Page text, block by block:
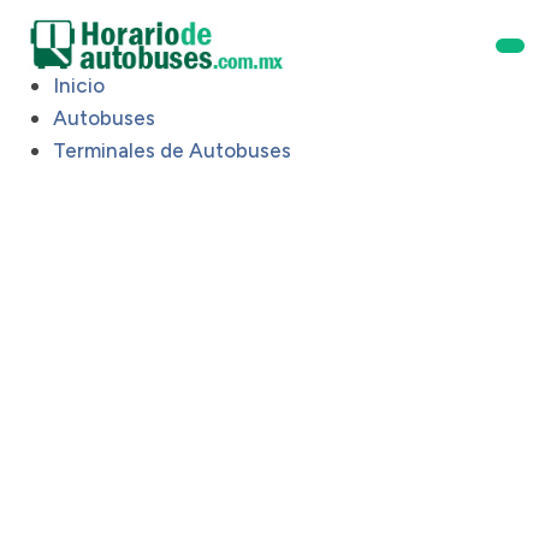
Inicio
Autobuses
Terminales de Autobuses